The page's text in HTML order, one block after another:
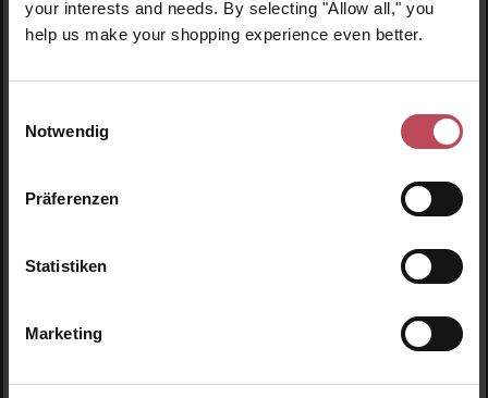
your interests and needs. By selecting "Allow all," you
help us make your shopping experience even better.
Notwendig
Präferenzen
Statistiken
Marketing
Regulärer Preis:
49,95 € Regulärer Preis:
30,95 €